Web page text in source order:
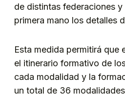
de distintas federaciones
primera mano los detalles
Esta medida permitirá que
el itinerario formativo de
cada modalidad y la
un total de 36